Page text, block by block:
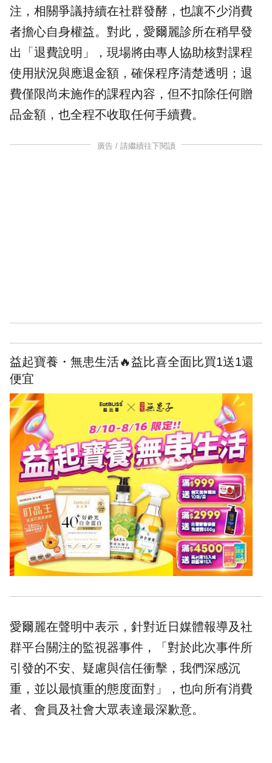
注，相關爭議持續在社群發酵，也讓不少消費
者擔心自身權益。對此，愛爾麗診所在稍早發
出「 退費說明」，現場將由專人協助核對課程
使用狀況與應退金額，確保程序清楚透明；退
費僅限尚未施作的課程內容，但不扣除任何贈
品金額，也全程不收取任何手續費。
廣告 / 請繼續往下閱讀
益起寶養・無患生活🔥益比喜全面比買1送1還
便宜
愛爾麗在聲明中表示，針對近日媒體報導及社
群平台關注的監視器事件，「對於此次事件所
引發的不安、疑慮與信任衝擊，我們深感沉
重，並以最慎重的態度面對」，也向所有消費
者、會員及社會大眾表達最深歉意。